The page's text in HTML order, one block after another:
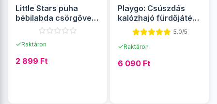
Little Stars puha
bébilabda csörgővel
többféle 1db
✓Raktáron
2 899 Ft
Playgo: Csúszdás
kalózhajó fürdőjáték
kiegészítőkkel
5.0/5
✓Raktáron
6 090 Ft